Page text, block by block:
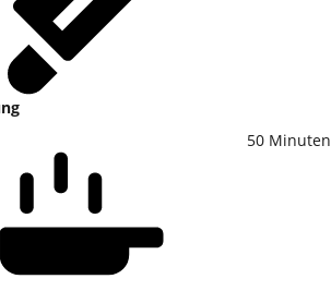
50 Minuten